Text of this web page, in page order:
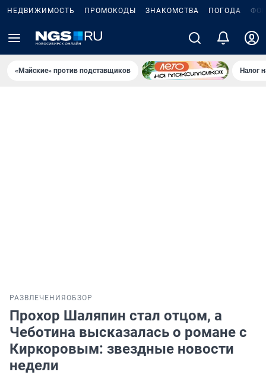
НЕДВИЖИМОСТЬ ПРОМОКОДЫ ЗНАКОМСТВА ПОГОДА
«Майские» против подставщиков Налог
РАЗВЛЕЧЕНИЯ ОБЗОР
Прохор Шаляпин стал отцом, а
Чеботина высказалась о романе с
Киркоровым: звездные новости
недели